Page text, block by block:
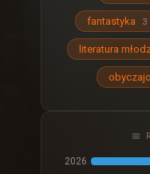
fantastyka 3
literatura
📅
2026